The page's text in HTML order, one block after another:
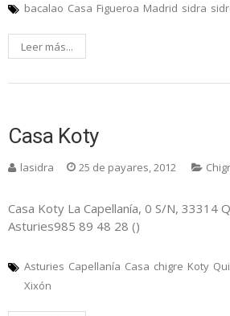
bacalao Casa Figueroa Madrid sidra
Leer más...
Casa Koty
lasidra 25 de payares, 2012
Casa Koty La Capellanía, 0 S/N, 33314
Asturies985 89 48 28 ()
Asturies Capellanía Casa chigre Koty
Xixón